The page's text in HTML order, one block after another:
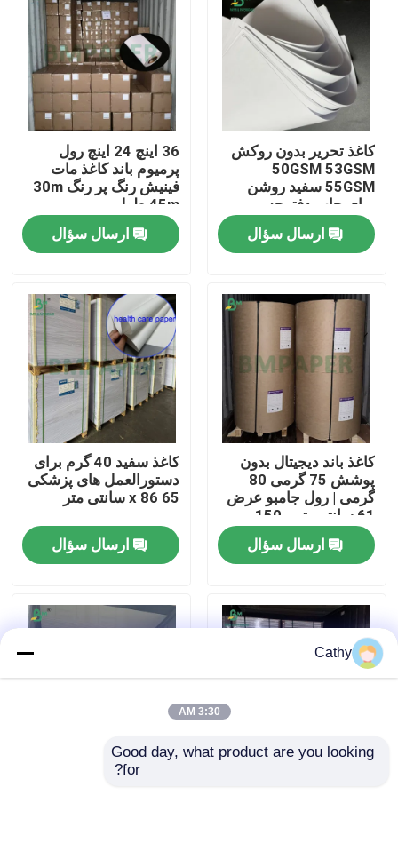
خانه
محصولات
دربارهی ما
کارخانه تور
کنترل کیفیت
تماس با ما
اخبار
کاغذ تحریر بدون روکش
50GSM 53GSM
55GSM سفید روشن
برای چاپ دفترچه
ارسال سؤال
36 اینچ 24 اینچ رول
پرمیوم باند کاغذ مات
فینیش رنگ پر رنگ 30m
45m طول
ارسال سؤال
کاغذ باند دیجیتال بدون
پوشش 75 گرمی 80
گرمی | رول جامبو عرض
61 سانتی‌متر - 150
سانتی‌متر
ارسال سؤال
کاغذ سفید 40 گرم برای
دستورالعمل های پزشکی
65 x 86 سانتی متر
ارسال سؤال
80gsm 100gsm
Cathy
3:30 AM
Good day, what product are you looking
for?